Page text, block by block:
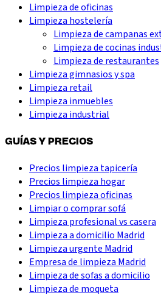
Limpieza de oficinas
Limpieza hostelería
Limpieza de campanas
Limpieza de cocinas
Limpieza de restaurantes
Limpieza gimnasios y spa
Limpieza retail
Limpieza inmuebles
Limpieza industrial
GUÍAS Y PRECIOS
Precios limpieza tapicería
Precios limpieza hogar
Precios limpieza oficinas
Limpiar o comprar sofá
Limpieza profesional vs casera
Limpieza a domicilio Madrid
Limpieza urgente Madrid
Empresa de limpieza Madrid
Limpieza de sofas a domicilio
Limpieza de moqueta